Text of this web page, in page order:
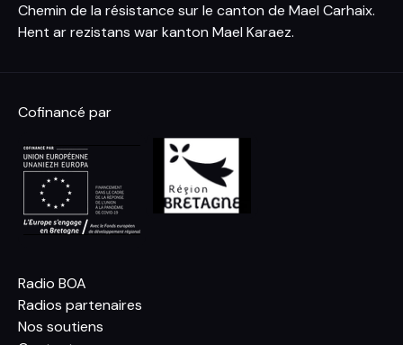
Chemin de la résistance sur le canton de Mael Carhaix.
Hent ar rezistans war kanton Mael Karaez.
Cofinancé par
Radio BOA
Radios partenaires
Nos soutiens